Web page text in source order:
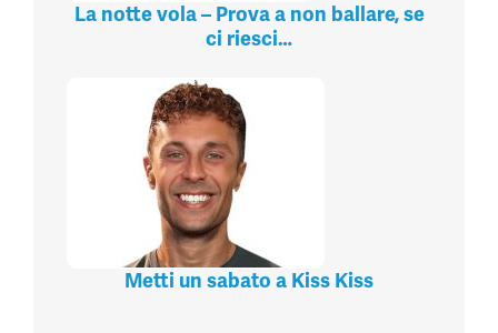
La notte vola – Prova a non ballare, se
ci riesci…
Metti un sabato a Kiss Kiss